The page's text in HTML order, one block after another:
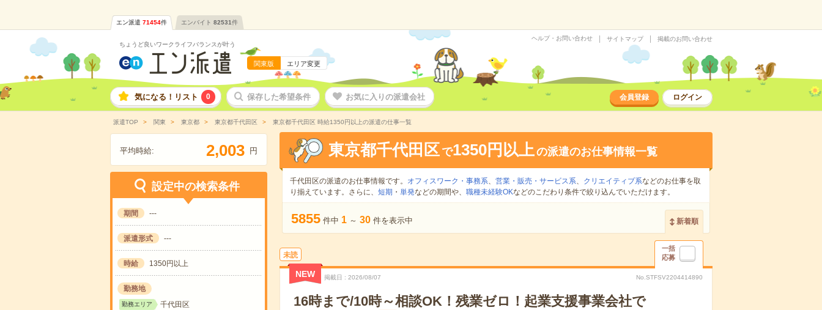
エン派遣 71454件 エンバイト 82531件
ちょうど良いワークライフバランスが叶う
関東版 エリア変更
ヘルプ・お問い合わせ サイトマップ 掲載のお問い合わせ
気になる！リスト 0 保存した希望条件 お気に入りの派遣会社 会員登録 ログイン
派遣TOP 関東 東京都 東京都千代田区 東京都千代田区 時給1350円以上の派遣の仕事一覧
平均時給: 2,003 円
設定中の検索条件
期間 ---
派遣形式 ---
時給 1350円以上
勤務地
勤務エリア 千代田区
東京都千代田区 で1350円以上の派遣のお仕事情報一覧
千代田区の派遣のお仕事情報です。 オフィスワーク・事務系、 営業・販売・サービス系、 クリエイティブ系などのお仕事を取
り揃えています。さらに、 短期 ・ 単発などの期間や、 職種未経験OKなどのこだわり条件で絞り込んでいただけます。
5855 件中 1 ～ 30 件を表示中 新着順
未読
一括
応募
NEW 掲載日 2026/08/07 No.STFSV2204414890
16時まで/10時～相談OK！残業ゼロ！起業支援事業会社で